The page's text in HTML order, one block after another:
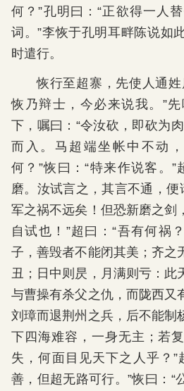
何？”孔明曰：“正欲得一人
词。”李恢于孔明耳畔陈说如
时遣行。
恢行至超寨，先使人通
恢乃辩士，今必来说我。”
下，嘱曰：“令汝砍，即砍为
而入。马超端坐帐中不动
何？”恢曰：“特来作说客。”
磨。汝试言之，其言不通，便
军之祸不远矣！但恐新磨之剑
自试也！”超曰：“吾有何祸
子，善毁者不能闭其美；齐之
丑；日中则昃，月满则亏：此
与曹操有杀父之仇，而陇西又
刘璋而退荆州之兵，后不能制
下四海难容，一身无主；若
失，何面目见天下之人乎？”
善，但超无路可行。”恢曰：“